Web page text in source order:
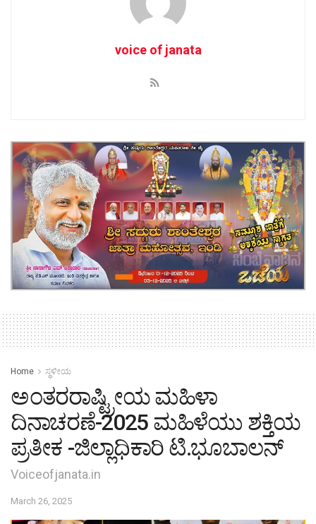
voice of janata
Home ಸ್ಥಳೀಯ
ಅಂತರರಾಷ್ಟ್ರೀಯ ಮಹಿಳಾ
ದಿನಾಚರಣೆ-2025 ಮಹಿಳೆಯು ಶಕ್ತಿಯ
ಪ್ರತೀಕ -ಜಿಲ್ಲಾಧಿಕಾರಿ ಟಿ.ಭೂಬಾಲನ್
Voiceofjanata.in
March 26, 2025